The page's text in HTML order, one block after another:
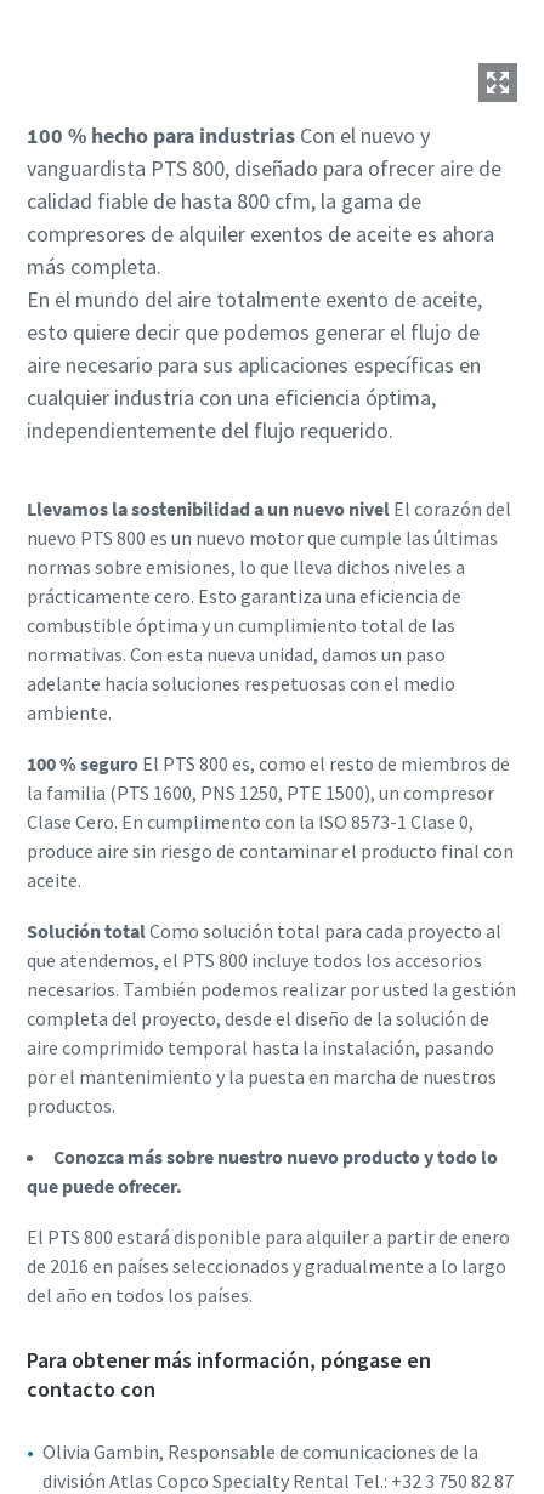
100 % hecho para industriasCon el nuevo y
vanguardista PTS 800, diseñado para ofrecer aire de
calidad fiable de hasta 800 cfm, la gama de
compresores de alquiler exentos de aceite es ahora
más completa.
En el mundo del aire totalmente exento de aceite,
esto quiere decir que podemos generar el flujo de
aire necesario para sus aplicaciones específicas en
cualquier industria con una eficiencia óptima,
independientemente del flujo requerido.
Llevamos la sostenibilidad a un nuevo nivelEl corazón del
nuevo PTS 800 es un nuevo motor que cumple las últimas
normas sobre emisiones, lo que lleva dichos niveles a
prácticamente cero. Esto garantiza una eficiencia de
combustible óptima y un cumplimiento total de las
normativas. Con esta nueva unidad, damos un paso
adelante hacia soluciones respetuosas con el medio
ambiente.
100 % seguroEl PTS 800 es, como el resto de miembros de
la familia (PTS 1600, PNS 1250, PTE 1500), un compresor
Clase Cero. En cumplimento con la ISO 8573-1 Clase 0,
produce aire sin riesgo de contaminar el producto final con
aceite.
Solución totalComo solución total para cada proyecto al
que atendemos, el PTS 800 incluye todos los accesorios
necesarios. También podemos realizar por usted la gestión
completa del proyecto, desde el diseño de la solución de
aire comprimido temporal hasta la instalación, pasando
por el mantenimiento y la puesta en marcha de nuestros
productos.
Conozca más sobre nuestro nuevo producto y todo lo
que puede ofrecer.
El PTS 800 estará disponible para alquiler a partir de enero
de 2016 en países seleccionados y gradualmente a lo largo
del año en todos los países.
Para obtener más información, póngase en
contacto con
Olivia Gambin, Responsable de comunicaciones de la
división Atlas Copco Specialty Rental Tel.: +32 3 750 82 87